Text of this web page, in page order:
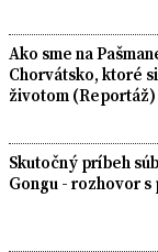
Ako sme na
Chorvátsko, ktoré
životom (Reportáž)
Skutočný príbeh
Gongu - rozhovor